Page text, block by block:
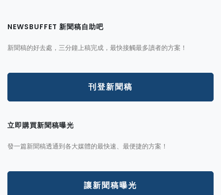
NEWSBUFFET 新聞稿自助吧
新聞稿的好去處，三分鐘上稿完成，最快接觸最多讀者的方案！
刊登新聞稿
立即購買新聞稿曝光
發一篇新聞稿透通到各大媒體的最快速、最便捷的方案！
讓新聞稿曝光